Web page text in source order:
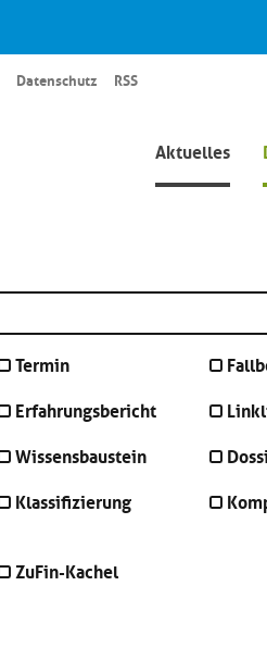
Aktuelles
Datenschutz RSS
Termin
Erfahrungsbericht
Wissensbaustein
Klassifizierung
ZuFin-Kachel